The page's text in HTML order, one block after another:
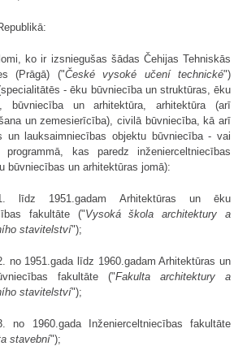
ko ir izsniegušas šādas Čehijas Tehniskās
(Prāgā) ("České vysoké učení technické")
- ēku būvniecība un struktūras, ēku
būvniecība un arhitektūra, arhitektūra (arī
un zemesierīcība), civilā būvniecība, kā arī
un lauksaimniecības objektu būvniecība - vai
kas paredz inženierceltniecības
būvniecības un arhitektūras jomā):
līdz 1951.gadam Arhitektūras un ēku
fakultāte ("Vysoká škola architektury a
stavitelství");
no 1951.gada līdz 1960.gadam Arhitektūras un
fakultāte ("Fakulta architektury a
stavitelství");
no 1960.gada Inženierceltniecības fakultāte
stavební");